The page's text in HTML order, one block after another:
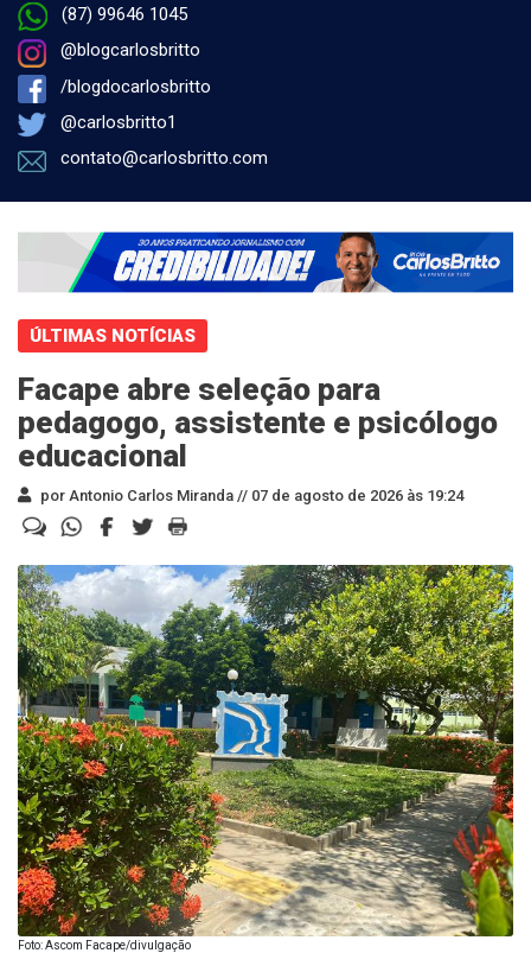
(87) 99646 1045
@blogcarlosbritto
/blogdocarlosbritto
@carlosbritto1
contato@carlosbritto.com
ÚLTIMAS NOTÍCIAS
Facape abre seleção para
pedagogo, assistente e psicólogo
educacional
por Antonio Carlos Miranda // 07 de agosto de 2026 às 19:24
Foto: Ascom Facape/divulgação